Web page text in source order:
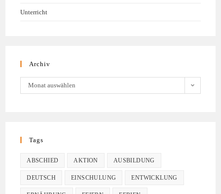
Unterricht
Archiv
Monat auswählen
Tags
ABSCHIED AKTION AUSBILDUNG
DEUTSCH EINSCHULUNG ENTWICKLUNG